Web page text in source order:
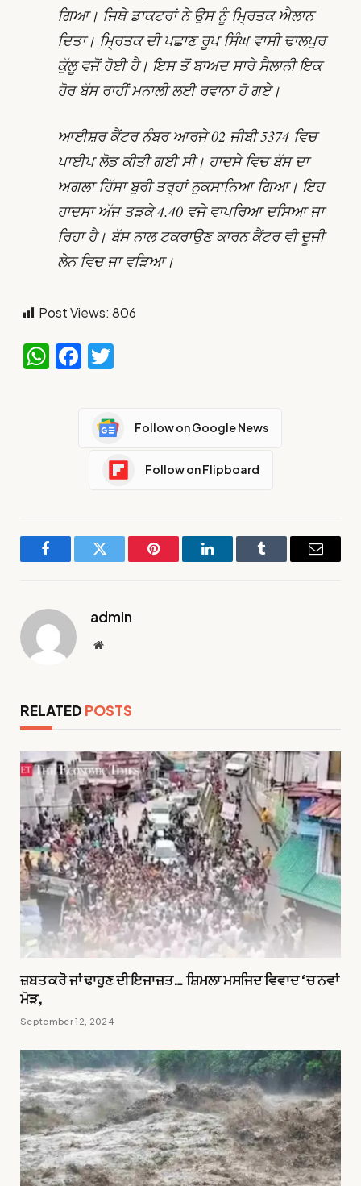
ਗਿਆ। ਜਿਥੇ ਡਾਕਟਰਾਂ ਨੇ ਉਸ ਨੂੰ ਮ੍ਰਿਤਕ ਐਲਾਨ
ਦਿਤਾ। ਮ੍ਰਿਤਕ ਦੀ ਪਛਾਣ ਰੂਪ ਸਿੰਘ ਵਾਸੀ ਢਾਲਪੁਰ
ਕੁੱਲੂ ਵਜੋਂ ਹੋਈ ਹੈ। ਇਸ ਤੋਂ ਬਾਅਦ ਸਾਰੇ ਸੈਲਾਨੀ ਇਕ
ਹੋਰ ਬੱਸ ਰਾਹੀਂ ਮਨਾਲੀ ਲਈ ਰਵਾਨਾ ਹੋ ਗਏ।
ਆਈਸ਼ਰ ਕੈਂਟਰ ਨੰਬਰ ਆਰਜੇ 02 ਜੀਬੀ 5374 ਵਿਚ
ਪਾਈਪ ਲੋਡ ਕੀਤੀ ਗਈ ਸੀ। ਹਾਦਸੇ ਵਿਚ ਬੱਸ ਦਾ
ਅਗਲਾ ਹਿੱਸਾ ਬੁਰੀ ਤਰ੍ਹਾਂ ਨੁਕਸਾਨਿਆ ਗਿਆ। ਇਹ
ਹਾਦਸਾ ਅੱਜ ਤੜਕੇ 4.40 ਵਜੇ ਵਾਪਰਿਆ ਦਸਿਆ ਜਾ
ਰਿਹਾ ਹੈ। ਬੱਸ ਨਾਲ ਟਕਰਾਉਣ ਕਾਰਨ ਕੈਂਟਰ ਵੀ ਦੂਜੀ
ਲੇਨ ਵਿਚ ਜਾ ਵੜਿਆ।
Post Views: 806
WhatsApp
Facebook
Follow on Google News
Follow on Flipboard
FacebookTwitter Pinterest LinkedInTumblr Email
admin
Website
RELATED POSTS
ਜ਼ਬਤ ਕਰੋ ਜਾਂ ਢਾਹੁਣ ਦੀ ਇਜਾਜ਼ਤ… ਸ਼ਿਮਲਾ ਮਸਜਿਦ ਵਿਵਾਦ ‘ਚ ਨਵਾਂ
ਮੋੜ,
September 12, 2024